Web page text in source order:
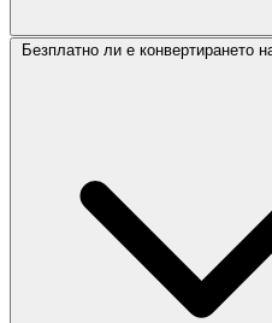
Безплатно ли е конвертирането